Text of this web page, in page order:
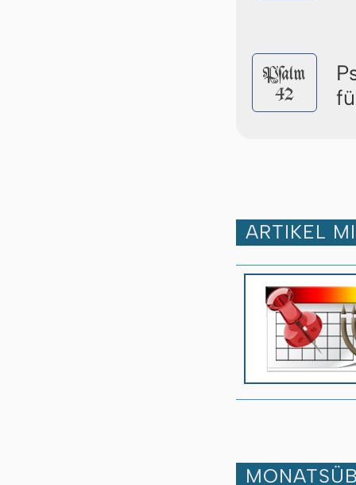
Pſalm
42
ARTIKEL